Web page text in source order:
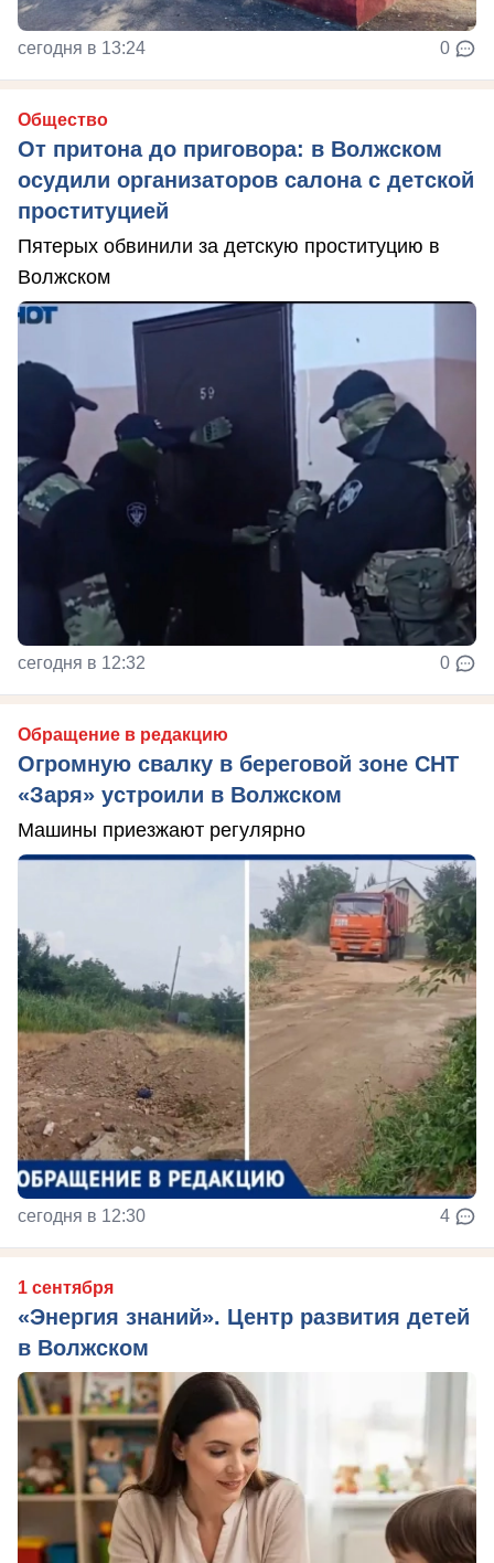
сегодня в 13:24 0
Общество
От притона до приговора: в Волжском
осудили организаторов салона с детской
проституцией
Пятерых обвинили за детскую проституцию в
Волжском
сегодня в 12:32 0
Обращение в редакцию
Огромную свалку в береговой зоне СНТ
«Заря» устроили в Волжском
Машины приезжают регулярно
сегодня в 12:30 4
1 сентября
«Энергия знаний». Центр развития детей
в Волжском